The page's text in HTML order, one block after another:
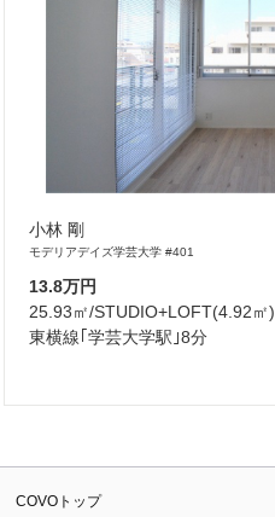
小林 剛
モデリアデイズ学芸大学 #401
13.8万円
25.93㎡/STUDIO+LOFT(4.92㎡)
東横線｢学芸大学駅｣8分
COVOトップ